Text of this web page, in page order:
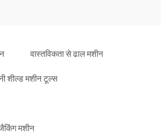
वास्तविकता से ढाल मशीन
शील्ड मशीन टूल्स
मशीन